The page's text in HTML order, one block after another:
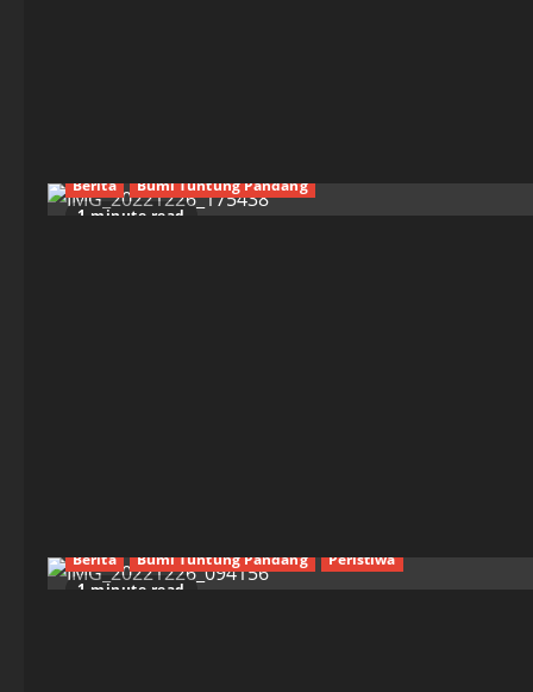
1 minute read
Berita Bumi Tuntung Pandang
1 minute read
Berita Bumi Tuntung Pandang Peristiwa